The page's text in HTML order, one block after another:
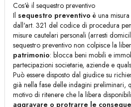
Cos'è il sequestro preventivo
Il sequestro preventivo è una
dall'art. 321 del codice di procedura
misure cautelari personali (arresti
sequestro preventivo non colpisce la
patrimonio: blocca beni mobili e
partecipazioni societarie, aziende e
Può essere disposto dal giudice su
già nella fase delle indagini preliminari,
motivo di ritenere che la libera
aggravare o protrarre le